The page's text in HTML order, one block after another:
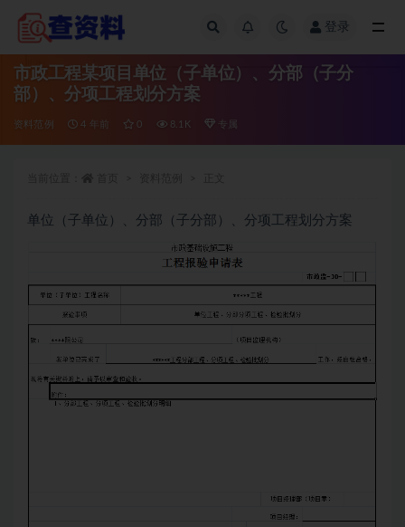
登录
市政工程某项目单位（子单位）、分部（子分
部）、分项工程划分方案
资料范例 4 年前 0 8.1K 专属
单位（子单位）、分部（子分部）、分项工程划分方案